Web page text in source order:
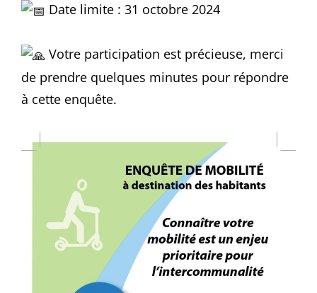
Date limite : 31 octobre 2024
Votre participation est précieuse, merci
de prendre quelques minutes pour répondre
à cette enquête.